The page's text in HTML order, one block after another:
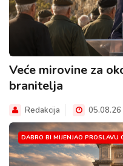
Veće mirovine za
branitelja
Redakcija 05.08.26
DABRO BI MIJENJAO PROSLAVU